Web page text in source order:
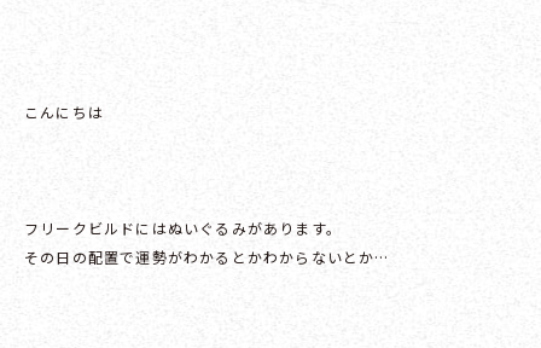
こんにちは
フリークビルドにはぬいぐるみがあります。
その日の配置で運勢がわかるとかわからないとか…